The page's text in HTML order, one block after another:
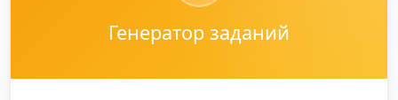
Генератор заданий